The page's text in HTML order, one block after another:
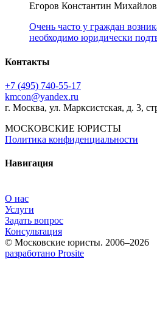
Егоров Константин
Очень часто у граждан
необходимо юридически
Контакты
+7 (495) 740‑55‑17
kmcon@yandex.ru
г. Москва, ул. Марксистская, д. 3,
МОСКОВСКИЕ ЮРИСТЫ
Политика конфиденциальности
Навигация
О нас
Услуги
Задать вопрос
Консультация
© Московские юристы. 2006–2026
разработано Prosite